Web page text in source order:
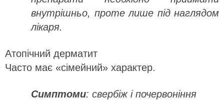
внутрішньо, проте лише під наглядом
лікаря.
Атопічний дерматит
Часто має «сімейний» характер.
Симптоми: свербіж і почервоніння